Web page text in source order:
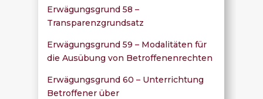
Erwägungsgrund 58 –
Transparenzgrundsatz
Erwägungsgrund 59 – Modalitäten für
die Ausübung von Betroffenenrechten
Erwägungsgrund 60 – Unterrichtung
Betroffener über